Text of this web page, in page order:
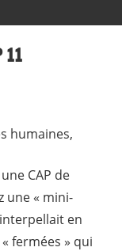
11
humaines,
CAP de
une « mini-
en
fermées » qui